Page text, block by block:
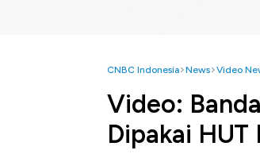
CNBC Indonesia News Video
Video:
Dipakai HUT